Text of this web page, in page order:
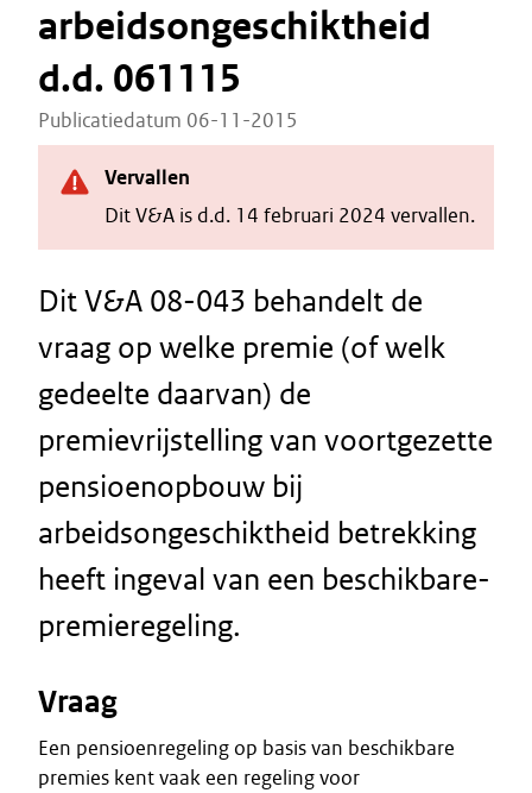
arbeidsongeschiktheid
d.d. 061115
Publicatiedatum 06-11-2015
Vervallen
Dit V&A is d.d. 14 februari 2024 vervallen.
Dit V&A 08-043 behandelt de
vraag op welke premie (of welk
gedeelte daarvan) de
premievrijstelling van voortgezette
pensioenopbouw bij
arbeidsongeschiktheid betrekking
heeft ingeval van een beschikbare-
premieregeling.
Vraag
Een pensioenregeling op basis van beschikbare
premies kent vaak een regeling voor